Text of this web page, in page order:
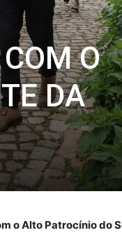
O
DA
o Alto Patrocínio do